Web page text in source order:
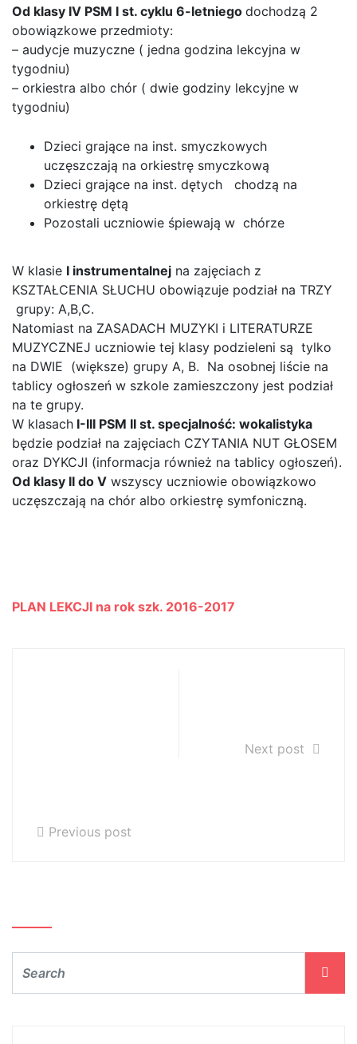
Od klasy IV PSM I st. cyklu 6-letniego dochodzą 2
obowiązkowe przedmioty:
– audycje muzyczne ( jedna godzina lekcyjna w
tygodniu)
– orkiestra albo chór ( dwie godziny lekcyjne w
tygodniu)
Dzieci grające na inst. smyczkowych
uczęszczają na orkiestrę smyczkową
Dzieci grające na inst. dętych chodzą na
orkiestrę dętą
Pozostali uczniowie śpiewają w chórze
W klasie I instrumentalnej na zajęciach z
KSZTAŁCENIA SŁUCHU obowiązuje podział na TRZY
grupy: A,B,C.
Natomiast na ZASADACH MUZYKI i LITERATURZE
MUZYCZNEJ uczniowie tej klasy podzieleni są tylko
na DWIE (większe) grupy A, B. Na osobnej liście na
tablicy ogłoszeń w szkole zamieszczony jest podział
na te grupy.
W klasach I-III PSM II st. specjalność: wokalistyka
będzie podział na zajęciach CZYTANIA NUT GŁOSEM
oraz DYKCJI (informacja również na tablicy ogłoszeń).
Od klasy II do V wszyscy uczniowie obowiązkowo
uczęszczają na chór albo orkiestrę symfoniczną.
PLAN LEKCJI na rok szk. 2016-2017
Previous post
Next post